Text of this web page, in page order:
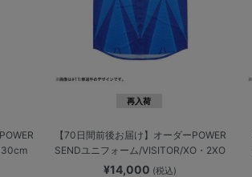
再入荷
【70日間前後お届け】オーダーPOWER
SENDユニフォーム/VISITOR/XO・2XO
¥14,000 (税込)